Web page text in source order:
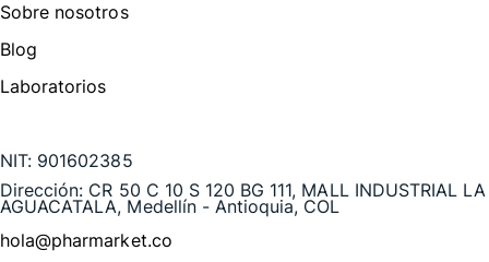
Sobre nosotros
Blog
Laboratorios
NIT: 901602385
Dirección: CR 50 C 10 S 120 BG 111, MALL INDUSTRIAL LA
AGUACATALA, Medellín - Antioquia, COL
hola@pharmarket.co